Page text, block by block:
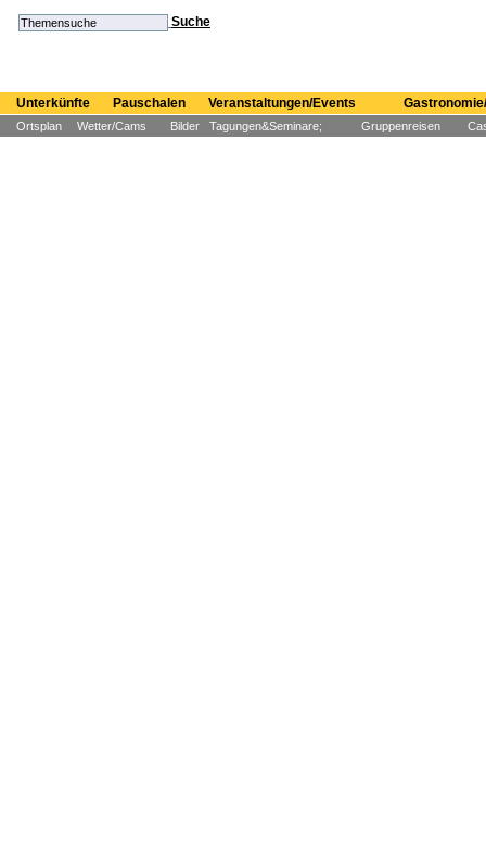
Unterkünfte Pauschalen Veranstaltungen/Events
Ortsplan Wetter/Cams Bilder Tagungen&Seminare; Gruppenreisen
Suche